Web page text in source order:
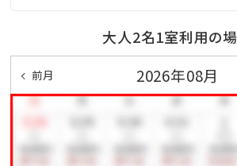
大人2名1室利用の
前月 2026年08月